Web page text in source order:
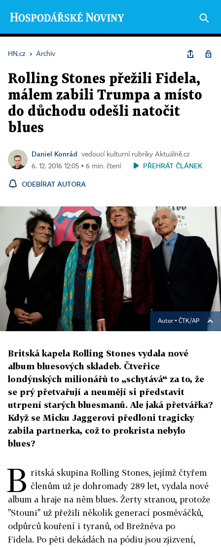
HN.cz › Archiv
Rolling Stones přežili Fidela,
málem zabili Trumpa a místo
do důchodu odešli natočit
blues
Daniel Konrád
vedoucí kulturní rubriky Aktuálně.cz
6. 12. 2016 12:05 ▪ 6 min. čtení
PŘEHRÁT ČLÁNEK
ODEBÍRAT AUTORA
Autor ▪ ČTK/AP
Britská kapela Rolling Stones vydala nové
album bluesových skladeb. Čtveřice
londýnských milionářů to „schytává“ za to, že
se prý přetvařují a neumějí si představit
utrpení starých bluesmanů. Ale jaká přetvářka?
Když se Micku Jaggerovi předloni tragicky
zabila partnerka, což to prokrista nebylo
blues?
B ritská skupina Rolling Stones, jejímž čtyřem
členům už je dohromady 289 let, vydala nové
album a hraje na něm blues. Žerty stranou, protože
"Stouni" už přežili několik generací posměváčků,
odpůrců kouření i tyranů, od Brežněva po
Fidela. Po pěti dekádách na pódiu jsou zjizvení,